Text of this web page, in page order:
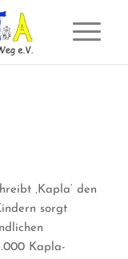
‚Kapla‘ den
sorgt
Kapla-